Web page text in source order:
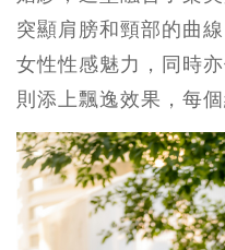
突顯肩膀和頸部的曲
女性性感魅力，同時
則添上飄逸效果，每